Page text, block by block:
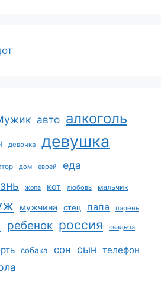
авто алкоголь
девочка девушка
дом еврей еда
жопа кот любовь мальчик
мужчина отец папа парень
ребенок россия свадьба
собака сон сын телефон